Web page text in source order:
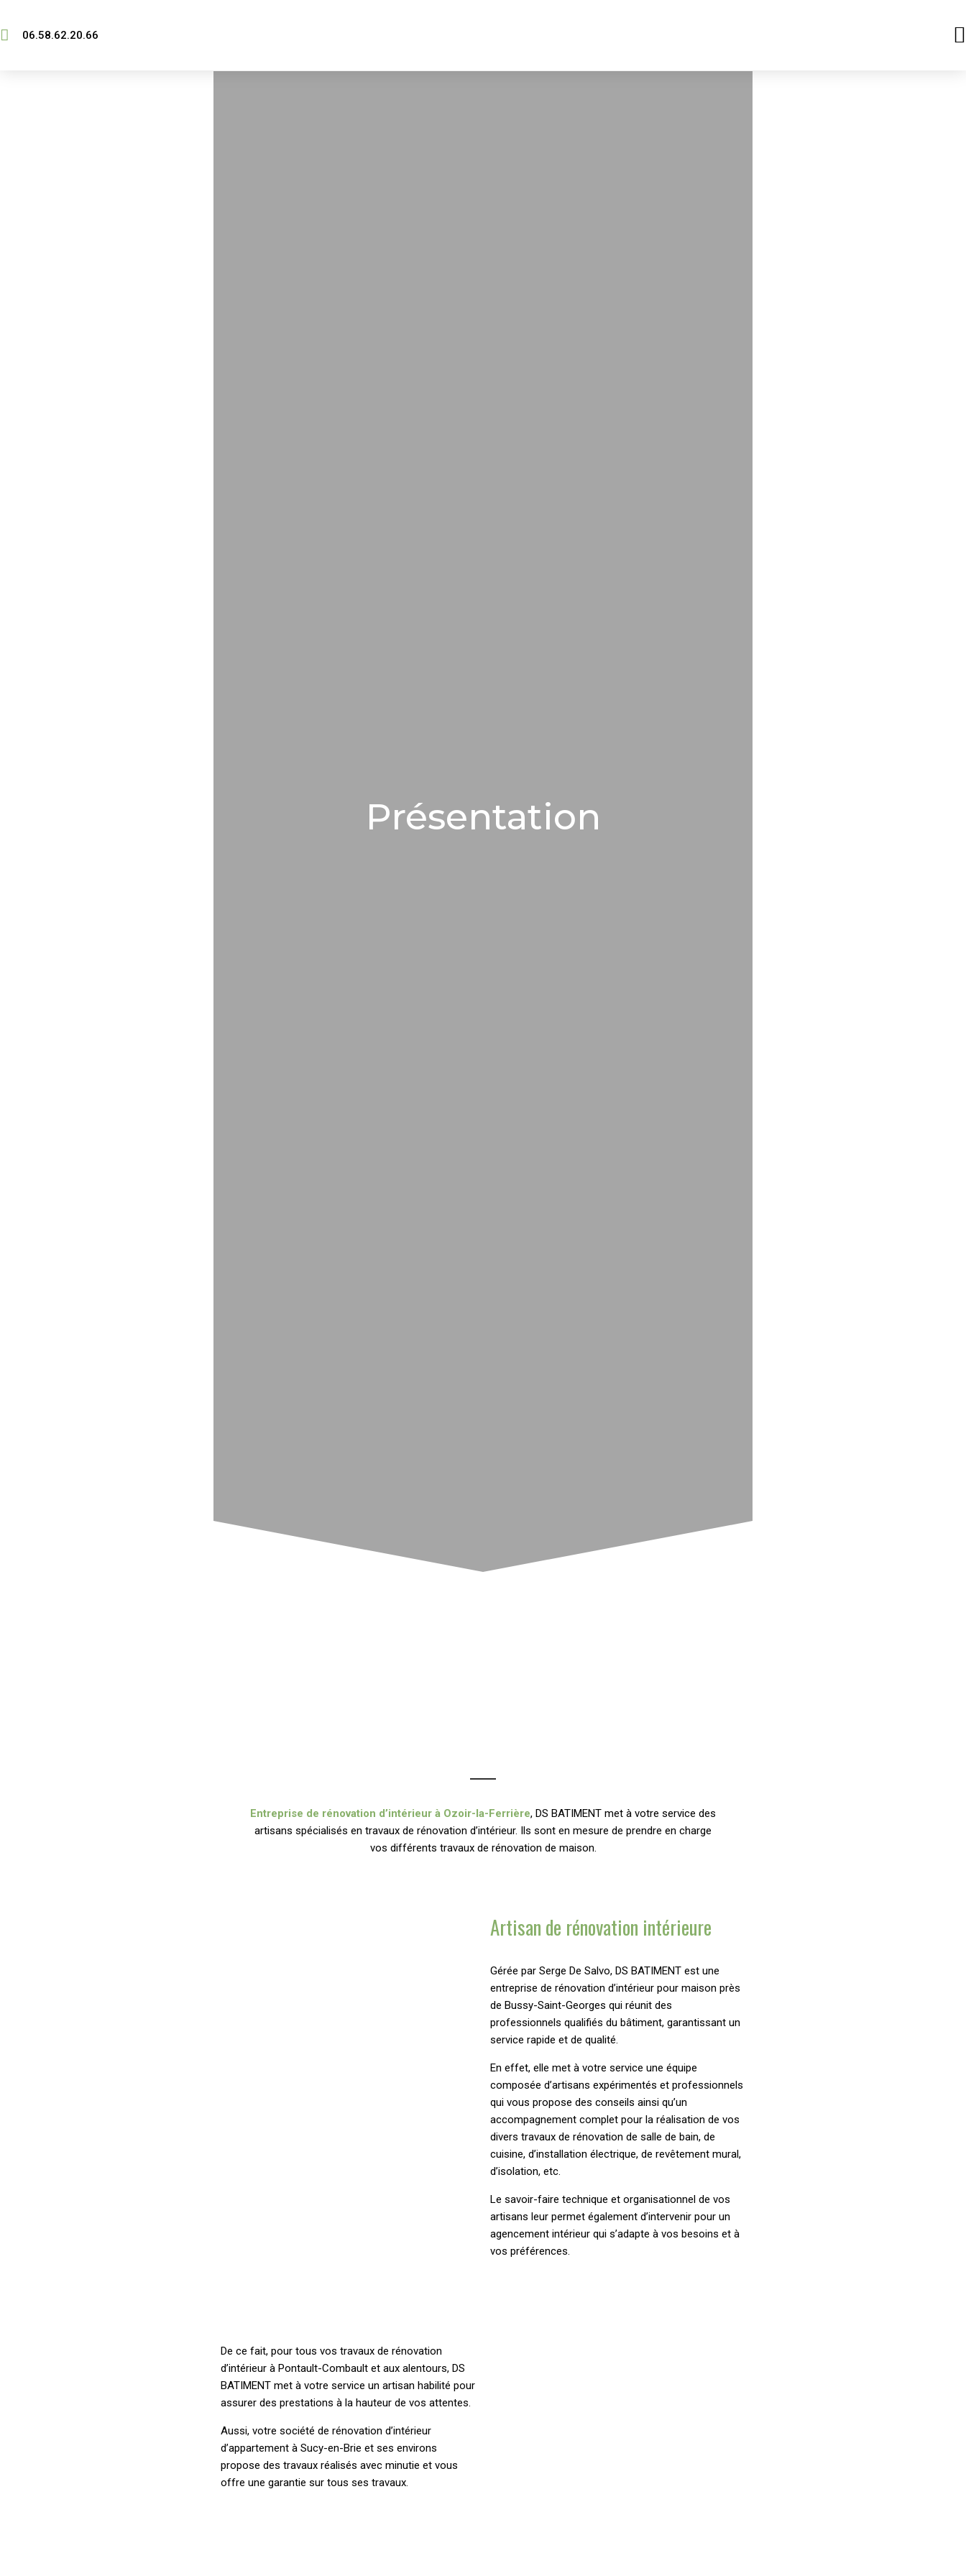
06.58.62.20.66
Présentation
Entreprise de rénovation d’intérieur à Ozoir-la-Ferrière, DS BATIMENT met à votre service des
artisans spécialisés en travaux de rénovation d’intérieur. Ils sont en mesure de prendre en charge
vos différents travaux de rénovation de maison.
Artisan de rénovation intérieure
Gérée par Serge De Salvo, DS BATIMENT est une
entreprise de rénovation d’intérieur pour maison près
de Bussy-Saint-Georges qui réunit des
professionnels qualifiés du bâtiment, garantissant un
service rapide et de qualité.
En effet, elle met à votre service une équipe
composée d’artisans expérimentés et professionnels
qui vous propose des conseils ainsi qu’un
accompagnement complet pour la réalisation de vos
divers travaux de rénovation de salle de bain, de
cuisine, d’installation électrique, de revêtement mural,
d’isolation, etc.
Le savoir-faire technique et organisationnel de vos
artisans leur permet également d’intervenir pour un
agencement intérieur qui s’adapte à vos besoins et à
vos préférences.
De ce fait, pour tous vos travaux de rénovation
d’intérieur à Pontault-Combault et aux alentours, DS
BATIMENT met à votre service un artisan habilité pour
assurer des prestations à la hauteur de vos attentes.
Aussi, votre société de rénovation d’intérieur
d’appartement à Sucy-en-Brie et ses environs
propose des travaux réalisés avec minutie et vous
offre une garantie sur tous ses travaux.